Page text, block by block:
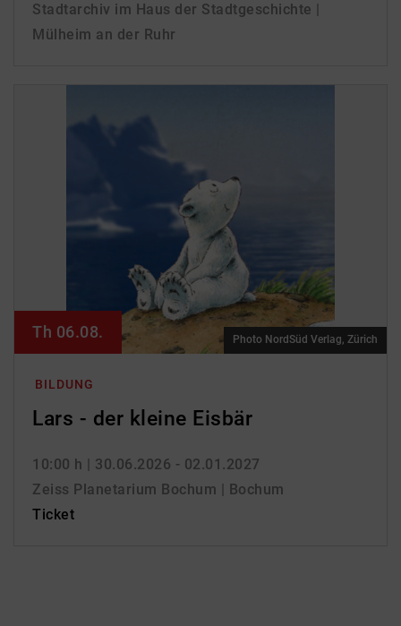
Stadtarchiv im Haus der Stadtgeschichte |
Mülheim an der Ruhr
BILDUNG
Lars - der kleine Eisbär
10:00 h | 30.06.2026 - 02.01.2027
Zeiss Planetarium Bochum | Bochum
Ticket
Th 06.08. Photo NordSüd Verlag, Zürich